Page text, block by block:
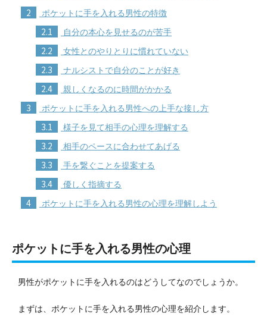
2 ポケットに手を入れる男性の特徴
2.1 自分の本心を見せるのが苦手
2.2 女性とのやりとりに慣れていない
2.3 ナルシストで自分のことが好き
2.4 親しくなるのに時間がかかる
3 ポケットに手を入れる男性への上手な接し方
3.1 様子を見て相手の心理を理解する
3.2 相手のペースに合わせてあげる
3.3 手を繋ぐことを提案する
3.4 優しく指摘する
4 ポケットに手を入れる男性の心理を理解しよう
ポケットに手を入れる男性の心理
男性がポケットに手を入れるのはどうしてなのでしょうか。
まずは、ポケットに手を入れる男性の心理を紹介します。